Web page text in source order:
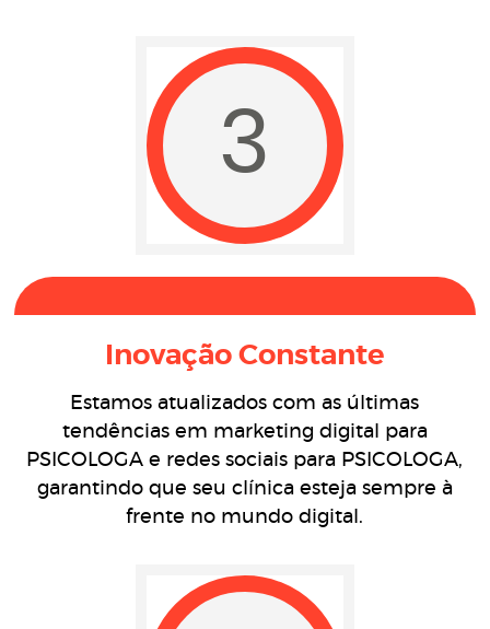
3
Inovação Constante
Estamos atualizados com as últimas
tendências em marketing digital para
PSICOLOGA e redes sociais para PSICOLOGA,
garantindo que seu clínica esteja sempre à
frente no mundo digital.